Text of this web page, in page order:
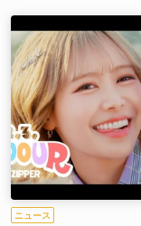
ニュース